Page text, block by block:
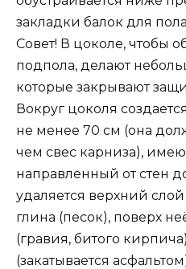
закладки балок для
Совет! В цоколе, чтобы
подпола, делают
которые закрывают
Вокруг цоколя
не менее 70 см (она
чем свес карниза),
направленный от стен
удаляется верхний
глина (песок), поверх
(гравия, битого
(закатывается